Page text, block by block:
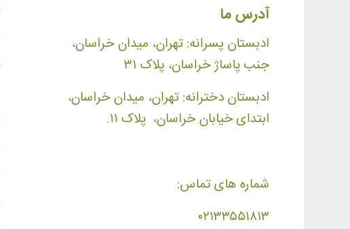
آدرس ما
ادبستان پسرانه: تهران، میدان خراسان،
جنب پاساژ خراسان، پلاک ۳۱
ادبستان دخترانه: تهران، میدان خراسان،
ابتدای خیابان خراسان، پلاک ۱۱.
شماره های تماس:
۰۲۱۳۳۵۵۱۸۱۳